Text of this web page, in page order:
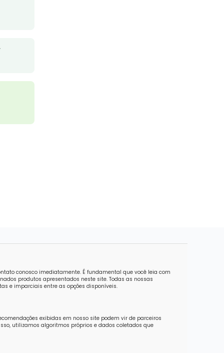
conosco imediatamente. É fundamental que você leia com
produtos apresentados neste site. Todas as nossas
e imparciais entre as opções disponíveis.
exibidas em nosso site podem vir de parceiros
utilizamos algoritmos próprios e dados coletados que